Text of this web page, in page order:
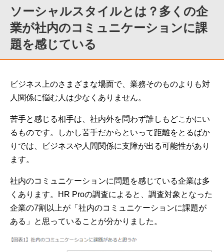
ソーシャルスタイルとは？多くの企
業が社内のコミュニケーションに課
題を感じている
ビジネス上のさまざまな場面で、業務そのものよりも対
人関係に悩む人は少なくありません。
苦手と感じる相手は、社内外を問わず誰しもどこかにい
るものです。しかし苦手だからといって距離をとるばか
りでは、ビジネスや人間関係に支障が出る可能性があり
ます。
社内のコミュニケーションに問題を感じている企業は多
くあります。HR Proの調査によると、調査対象となった
企業の7割以上が「社内のコミュニケーションに課題が
ある」と思っていることが分かりました。